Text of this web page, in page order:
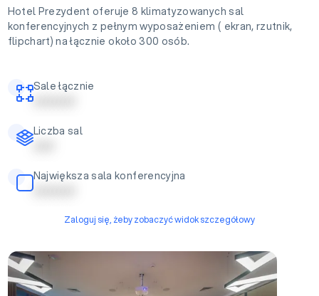
Hotel Prezydent oferuje 8 klimatyzowanych sal
konferencyjnych z pełnym wyposażeniem ( ekran, rzutnik,
flipchart) na łącznie około 300 osób.
Sale łącznie
| | | | | | | | | |
Liczba sal
| | | | |
Największa sala konferencyjna
| | | | | | | | | |
Zaloguj się, żeby zobaczyć widok szczegółowy
A1+A2